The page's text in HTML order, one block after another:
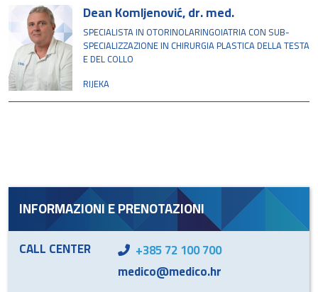
Dean Komljenović, dr. med.
SPECIALISTA IN OTORINOLARINGOIATRIA CON SUB-
SPECIALIZZAZIONE IN CHIRURGIA PLASTICA DELLA TESTA
E DEL COLLO
RIJEKA
INFORMAZIONI E PRENOTAZIONI
CALL CENTER
+385 72 100 700
medico@medico.hr